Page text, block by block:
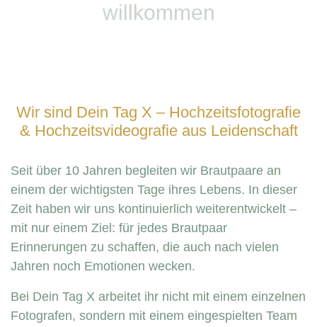
willkommen
Wir sind Dein Tag X – Hochzeitsfotografie
& Hochzeitsvideografie aus Leidenschaft
Seit über 10 Jahren begleiten wir Brautpaare an
einem der wichtigsten Tage ihres Lebens. In dieser
Zeit haben wir uns kontinuierlich weiterentwickelt –
mit nur einem Ziel: für jedes Brautpaar
Erinnerungen zu schaffen, die auch nach vielen
Jahren noch Emotionen wecken.
Bei Dein Tag X arbeitet ihr nicht mit einem einzelnen
Fotografen, sondern mit einem eingespielten Team